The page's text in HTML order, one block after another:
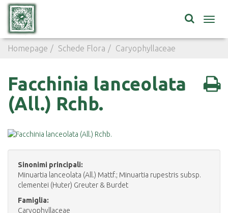
Homepage Schede Flora Caryophyllaceae
Facchinia lanceolata
(All.) Rchb.
Sinonimi principali:
Minuartia lanceolata (All.) Mattf.; Minuartia rupestris subsp.
clementei (Huter) Greuter & Burdet
Famiglia:
Caryophyllaceae